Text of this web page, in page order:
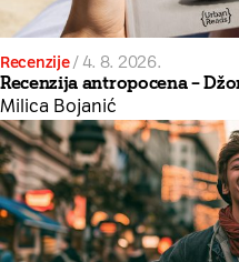
Recenzije/4. 8. 2026.
Recenzija antropocena –
Milica Bojanić